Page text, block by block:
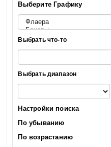
Выберите Графику
Выбрать что-то
Выбрать диапазон
Настройки поиска
По убыванию
По возрастанию